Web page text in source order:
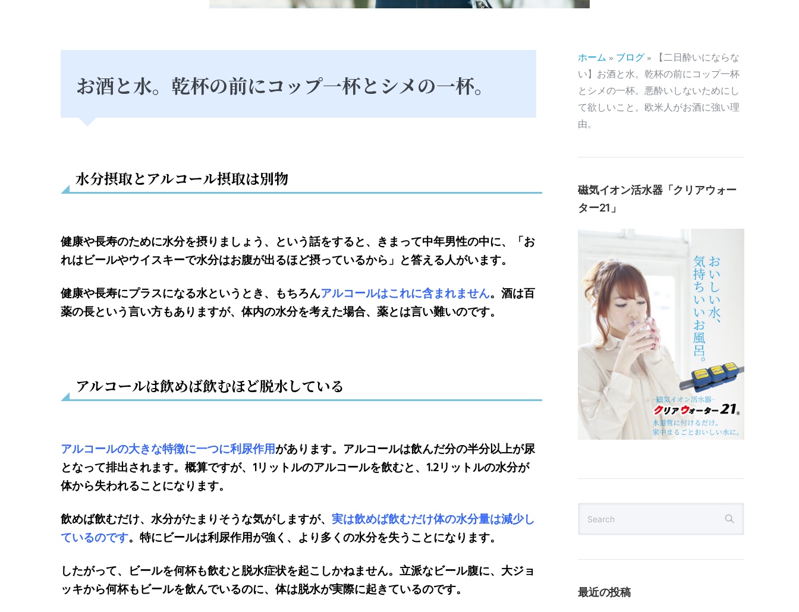
お酒と水。乾杯の前にコップ一杯とシメの一杯。
水分摂取とアルコール摂取は別物
健康や長寿のために水分を摂りましょう、という話をすると、きまって中年男性の中に、「お
れはビールやウイスキーで水分はお腹が出るほど摂っているから」と答える人がいます。
健康や長寿にプラスになる水というとき、もちろんアルコールはこれに含まれません。酒は百
薬の長という言い方もありますが、体内の水分を考えた場合、薬とは言い難いのです。
アルコールは飲めば飲むほど脱水している
アルコールの大きな特徴に一つに利尿作用があります。アルコールは飲んだ分の半分以上が尿
となって排出されます。概算ですが、1リットルのアルコールを飲むと、1.2リットルの水分が
体から失われることになります。
飲めば飲むだけ、水分がたまりそうな気がしますが、 実は飲めば飲むだけ体の水分量は減少し
ているのです。特にビールは利尿作用が強く、より多くの水分を失うことになります。
したがって、ビールを何杯も飲むと脱水症状を起こしかねません。立派なビール腹に、大ジョ
ッキから何杯もビールを飲んでいるのに、体は脱水が実際に起きているのです。
ホーム » ブログ» 【二日酔いにならな
い】お酒と水。乾杯の前にコップ一杯
とシメの一杯。悪酔いしないためにし
て欲しいこと。欧米人がお酒に強い理
由。
磁気イオン活水器「クリアウォー
ター21」
最近の投稿